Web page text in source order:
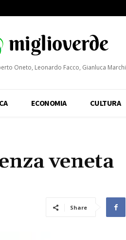
Oneto, Leonardo Facco, Gianluca Marchi
ECONOMIA CULTURA
veneta
Share